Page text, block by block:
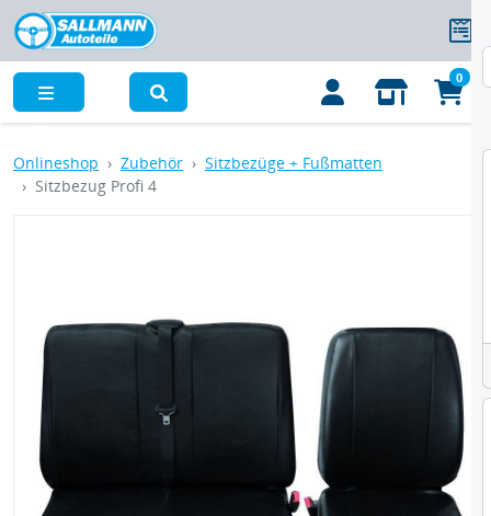
0
Onlineshop Zubehör
Sitzbezüge + Fußmatten
Sitzbezug Profi 4